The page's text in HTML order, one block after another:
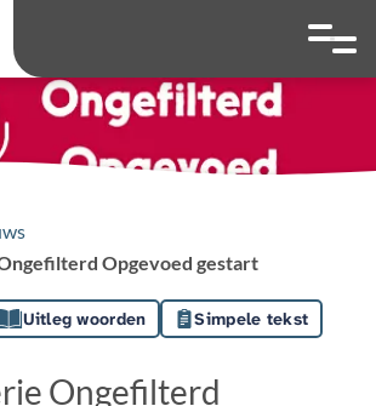
Hoog contrast
Ga naar
Opgevoed gestart
Uitleg woorden Simpele tekst
Ongefilterd